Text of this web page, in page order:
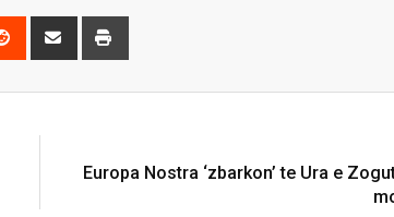
Reddit
Share
Europa Nostra ‘zbarkon’ te Ura e